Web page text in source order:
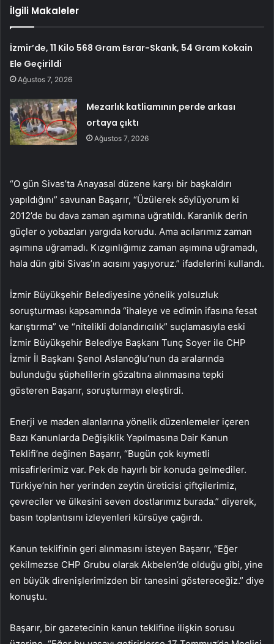
İlgili Makaleler
İzmir’de, 11 Kilo 568 Gram Esrar-Skank, 54 Gram Kokain
Ele Geçirildi
Ağustos 7, 2026
Mezarlık katliamının perde arkası
ortaya çıktı
Ağustos 7, 2026
“O gün Sivas’ta Anayasal düzene karşı bir başkaldırı
yapıldığını” savunan Başarır, “Üzülerek söylüyorum ki
2012’de bu dava zaman aşımına uğratıldı. Karanlık derin
güçler o yobazları yargıda korudu. Ama acılarımız zaman
aşımına uğramadı. Kızgınlığımız zaman aşımına uğramadı,
hala dün gibi Sivas’ın acısını yaşıyoruz.” ifadelerini kullandı.
İzmir Büyükşehir Belediyesine yönelik yolsuzluk
soruşturması kapsamında “ihaleye ve edimin ifasına fesat
karıştırma” ve “nitelikli dolandırıcılık” suçlamasıyla eski
İzmir Büyükşehir Belediye Başkanı Tunç Soyer ile CHP
İzmir İl Başkanı Şenol Aslanoğlu’nun da aralarında
bulunduğu şüphelilerin gözaltına alınmasına tepki
gösteren Başarır, soruşturmayı eleştirdi.
Enerji ve maden alanlarına yönelik düzenlemeler içeren
Bazı Kanunlarda Değişiklik Yapılmasına Dair Kanun
Teklifi’ne değinen Başarır, “Bugün çok kıymetli
misafirlerimiz var. Pek de hayırlı bir konuda gelmediler.
Türkiye’nin her yerinden zeytin üreticisi çiftçilerimiz,
çevreciler ve ülkesini seven dostlarımız burada.” diyerek,
basın toplantısını izleyenleri kürsüye çağırdı.
Kanun teklifinin geri alınmasını isteyen Başarır, “Eğer
çekilmezse CHP Grubu olarak Akbelen’de olduğu gibi, yine
en büyük direnişlerimizden bir tanesini göstereceğiz.” diye
konuştu.
Başarır, bir gazetecinin kanun teklifine ilişkin sorusu